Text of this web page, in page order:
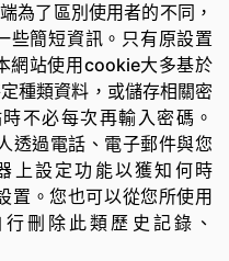
為了區別使用者的不同，
些簡短資訊。只有原設置
網站使用cookie大多基於
種類資料，或儲存相關密
不必每次再輸入密碼。
透過電話、電子郵件與您
上設定功能以獲知何時
。您也可以從您所使用
刪除此類歷史記錄、